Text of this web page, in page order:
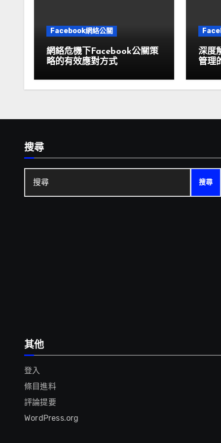
Facebook網絡公關
網絡危機下Facebook公關策
略的有效應對方式
深度
管理
搜尋
其他
登入
條目進料
評論提要
WordPress.org